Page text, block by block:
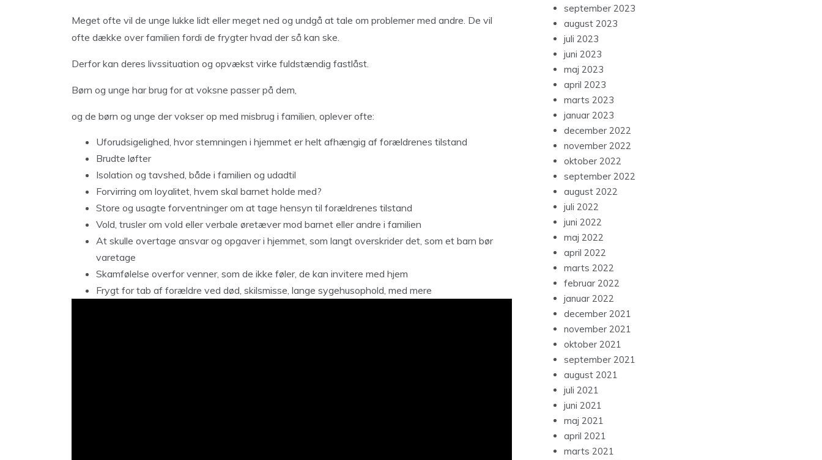
Meget ofte vil de unge lukke lidt eller meget ned og undgå at tale om problemer med andre. De vil
ofte dække over familien fordi de frygter hvad der så kan ske.
Derfor kan deres livssituation og opvækst virke fuldstændig fastlåst.
Børn og unge har brug for at voksne passer på dem,
og de børn og unge der vokser op med misbrug i familien, oplever ofte:
Uforudsigelighed, hvor stemningen i hjemmet er helt afhængig af forældrenes tilstand
Brudte løfter
Isolation og tavshed, både i familien og udadtil
Forvirring om loyalitet, hvem skal barnet holde med?
Store og usagte forventninger om at tage hensyn til forældrenes tilstand
Vold, trusler om vold eller verbale øretæver mod barnet eller andre i familien
At skulle overtage ansvar og opgaver i hjemmet, som langt overskrider det, som et barn bør
varetage
Skamfølelse overfor venner, som de ikke føler, de kan invitere med hjem
Frygt for tab af forældre ved død, skilsmisse, lange sygehusophold, med mere
september 2023
august 2023
juli 2023
juni 2023
maj 2023
april 2023
marts 2023
januar 2023
december 2022
november 2022
oktober 2022
september 2022
august 2022
juli 2022
juni 2022
maj 2022
april 2022
marts 2022
februar 2022
januar 2022
december 2021
november 2021
oktober 2021
september 2021
august 2021
juli 2021
juni 2021
maj 2021
april 2021
marts 2021